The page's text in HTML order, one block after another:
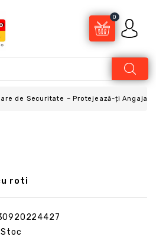
0
de Securitate – Protejează-ți
roti
Stoc